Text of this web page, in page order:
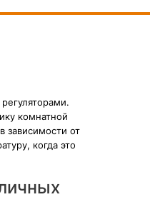
комнатной
зависимости от
когда это